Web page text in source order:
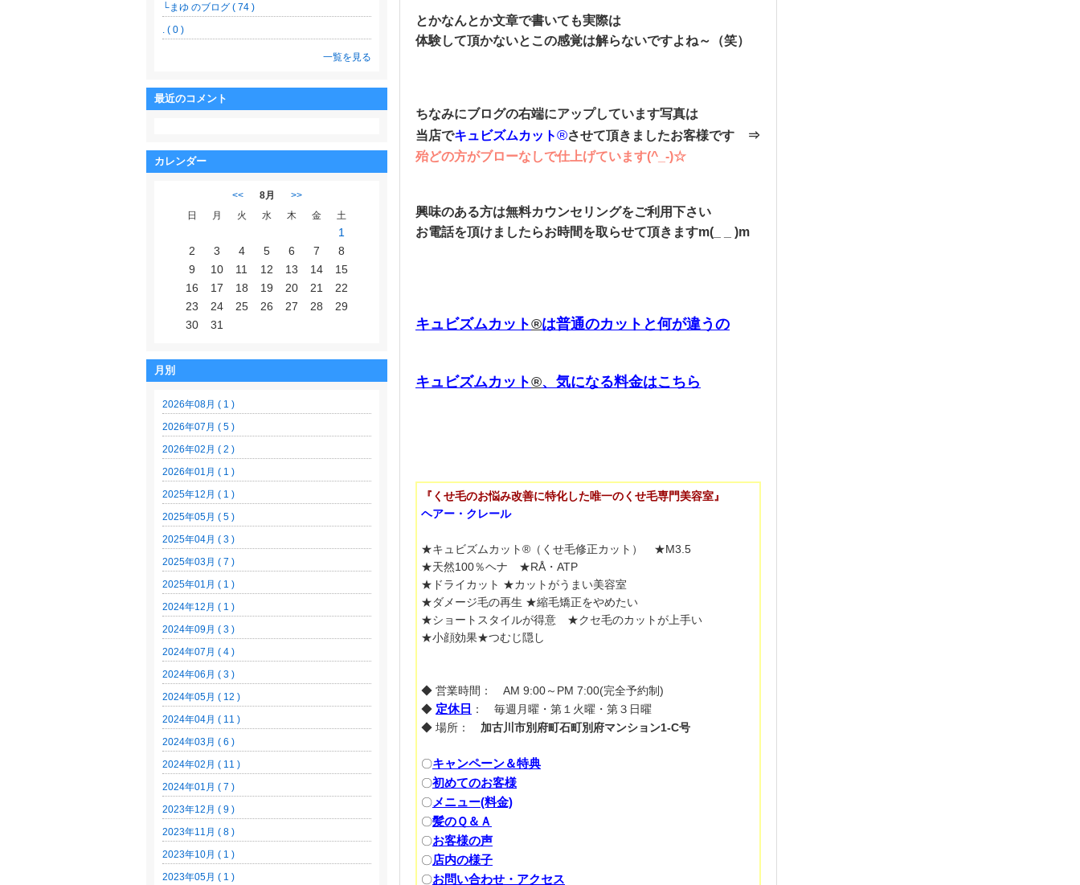
とかなんとか文章で書いても実際は
体験して頂かないとこの感覚は解らないですよね～（笑）
ちなみにブログの右端にアップしています写真は
当店でキュビズムカット®させて頂きましたお客様です ⇒
殆どの方がブローなしで仕上げています(^_-)☆
興味のある方は無料カウンセリングをご利用下さい
お電話を頂けましたらお時間を取らせて頂きますm(_ _ )m
キュビズムカット®は普通のカットと何が違うの
キュビズムカット®、気になる料金はこちら
『くせ毛のお悩み改善に特化した唯一のくせ毛専門美容室』
ヘアー・クレール
★キュビズムカット®（くせ毛修正カット） ★M3.5
★天然100％ヘナ ★RÅ・ATP
★ドライカット ★カットがうまい美容室
★ダメージ毛の再生 ★縮毛矯正をやめたい
★ショートスタイルが得意 ★クセ毛のカットが上手い
★小顔効果★つむじ隠し
◆ 営業時間： AM 9:00～PM 7:00(完全予約制)
◆ 定休日 ： 毎週月曜・第１火曜・第３日曜
◆ 場所： 加古川市別府町石町別府マンション1-C号
〇キャンペーン＆特典
〇初めてのお客様
〇メニュー(料金)
〇髪のＱ＆Ａ
〇お客様の声
〇店内の様子
〇お問い合わせ・アクセス
└まゆ のブログ ( 74 )
. ( 0 )
一覧を見る
最近のコメント
カレンダー
<< 8月
>>
日
月 火 水 木 金 土
1
2
3 4 5 6 7
8
9
10 11 12 13 14
15
16
17 18 19 20 21
22
23
24 25 26 27 28
29
30
31
月別
2026年08月 ( 1 )
2026年07月 ( 5 )
2026年02月 ( 2 )
2026年01月 ( 1 )
2025年12月 ( 1 )
2025年05月 ( 5 )
2025年04月 ( 3 )
2025年03月 ( 7 )
2025年01月 ( 1 )
2024年12月 ( 1 )
2024年09月 ( 3 )
2024年07月 ( 4 )
2024年06月 ( 3 )
2024年05月 ( 12 )
2024年04月 ( 11 )
2024年03月 ( 6 )
2024年02月 ( 11 )
2024年01月 ( 7 )
2023年12月 ( 9 )
2023年11月 ( 8 )
2023年10月 ( 1 )
2023年05月 ( 1 )